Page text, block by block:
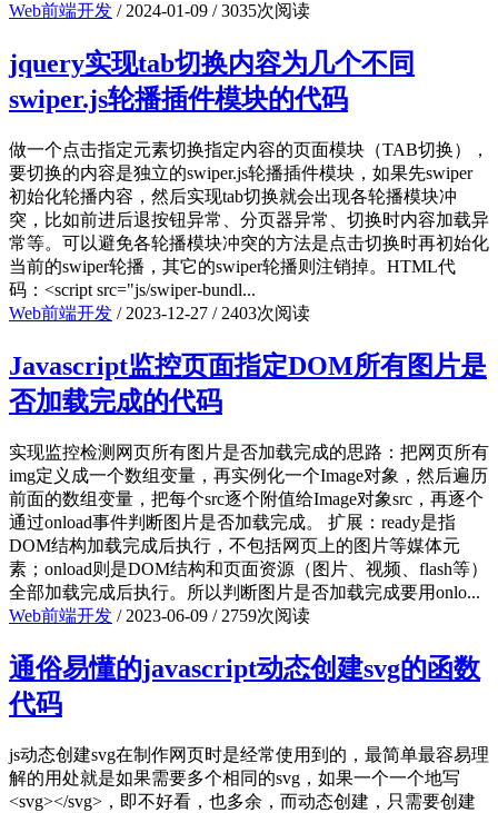
Web前端开发 / 2024-01-09 / 3035次阅读
jquery实现tab切换内容为几个不同
swiper.js轮播插件模块的代码
做一个点击指定元素切换指定内容的页面模块（TAB切换），
要切换的内容是独立的swiper.js轮播插件模块，如果先swiper
初始化轮播内容，然后实现tab切换就会出现各轮播模块冲
突，比如前进后退按钮异常、分页器异常、切换时内容加载异
常等。可以避免各轮播模块冲突的方法是点击切换时再初始化
当前的swiper轮播，其它的swiper轮播则注销掉。HTML代
码：<script src="js/swiper-bundl...
Web前端开发 / 2023-12-27 / 2403次阅读
Javascript监控页面指定DOM所有图片是
否加载完成的代码
实现监控检测网页所有图片是否加载完成的思路：把网页所有
img定义成一个数组变量，再实例化一个Image对象，然后遍历
前面的数组变量，把每个src逐个附值给Image对象src，再逐个
通过onload事件判断图片是否加载完成。 扩展：ready是指
DOM结构加载完成后执行，不包括网页上的图片等媒体元
素；onload则是DOM结构和页面资源（图片、视频、flash等）
全部加载完成后执行。所以判断图片是否加载完成要用onlo...
Web前端开发 / 2023-06-09 / 2759次阅读
通俗易懂的javascript动态创建svg的函数
代码
js动态创建svg在制作网页时是经常使用到的，最简单最容易理
解的用处就是如果需要多个相同的svg，如果一个一个地写
<svg></svg>，即不好看，也多余，而动态创建，只需要创建